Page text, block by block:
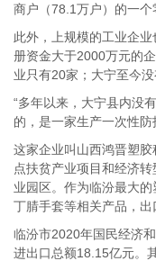
商户（78.1万户）的一个
此外，上规模的工业企
册资金大于2000万元的
业只有20家；大宁至今没
“多年以来，大宁县内没
的，是一家生产一次性防
这家企业叫山西鸿晋塑
点扶贫产业项目和经济
业园区。作为临汾最大的
丁腈手套等相关产品，出
临汾市2020年国民经济
进出口总额18.15亿元。